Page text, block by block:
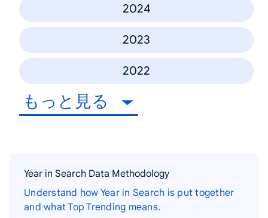
2024
2023
2022
もっと見る
Year in Search Data Methodology
Understand how Year in Search is put together
and what Top Trending means.